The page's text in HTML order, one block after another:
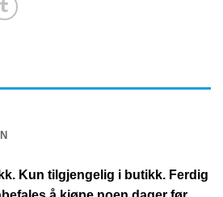
Kun tilgjengelig i butikk. Ferdig